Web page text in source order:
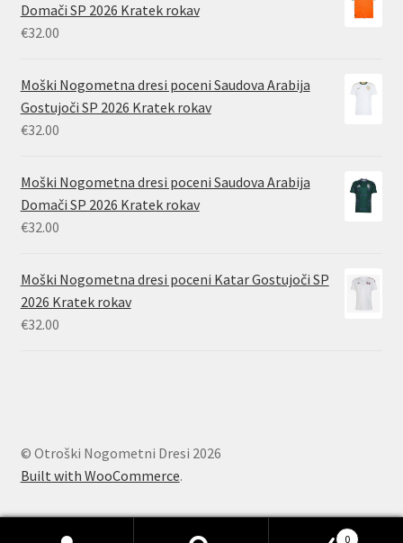
Domači SP 2026 Kratek rokav
€32.00
Moški Nogometna dresi poceni Saudova Arabija
Gostujoči SP 2026 Kratek rokav
€32.00
Moški Nogometna dresi poceni Saudova Arabija
Domači SP 2026 Kratek rokav
€32.00
Moški Nogometna dresi poceni Katar Gostujoči SP
2026 Kratek rokav
€32.00
© Otroški Nogometni Dresi 2026
Built with WooCommerce.
0